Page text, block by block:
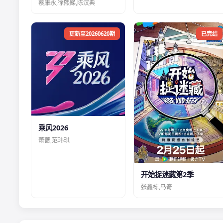
蔡康永,徐熙娣,陈汉典
更新至20260620期
乘风2026
萧蔷,范玮琪
已完结
开始捉迷藏第2季
张鑫栋,马奇